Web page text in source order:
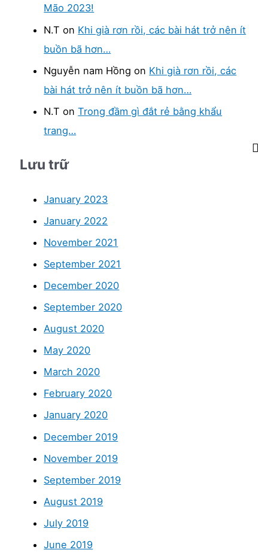
Mão 2023!
N.T on Khi già rơn rồi, các bài hát trở nên ít
buồn bã hơn…
Nguyễn nam Hồng on Khi già rơn rồi, các
bài hát trở nên ít buồn bã hơn…
N.T onTrong đầm gì đắt rẻ bằng khẩu
trang…
Lưu trữ
January 2023
January 2022
November 2021
September 2021
December 2020
September 2020
August 2020
May 2020
March 2020
February 2020
January 2020
December 2019
November 2019
September 2019
August 2019
July 2019
June 2019